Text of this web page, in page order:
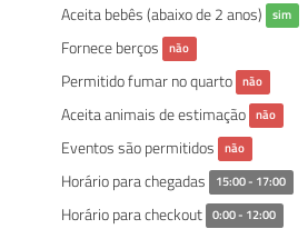
Aceita bebês (abaixo de 2 anos) sim
Fornece berços não
Permitido fumar no quarto não
Aceita animais de estimação não
Eventos são permitidos não
Horário para chegadas 15:00 - 17:00
Horário para checkout 0:00 - 12:00